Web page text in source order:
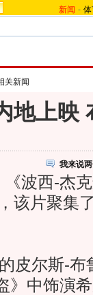
新闻 -
关新闻
地上映
我来说
波西-杰克
该片聚集
尔斯-布
》中饰演